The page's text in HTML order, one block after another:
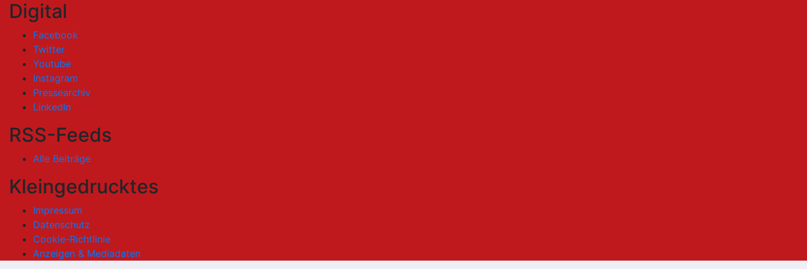
Digital
Facebook
Twitter
Youtube
Instagram
Pressearchiv
LinkedIn
RSS-Feeds
Alle Beiträge
Kleingedrucktes
Impressum
Datenschutz
Cookie-Richtlinie
Anzeigen & Mediadaten